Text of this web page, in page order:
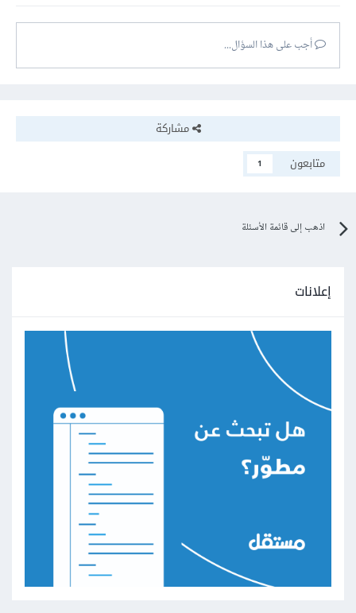
أجب على هذا السؤال...
مشاركة
متابعون
1
اذهب إلى قائمة الأسئلة
إعلانات